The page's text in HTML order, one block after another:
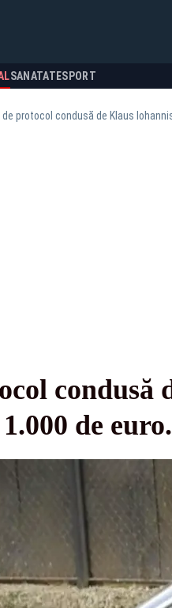
SANATATESPORT
de protocol condusă de Klaus
condusă
de